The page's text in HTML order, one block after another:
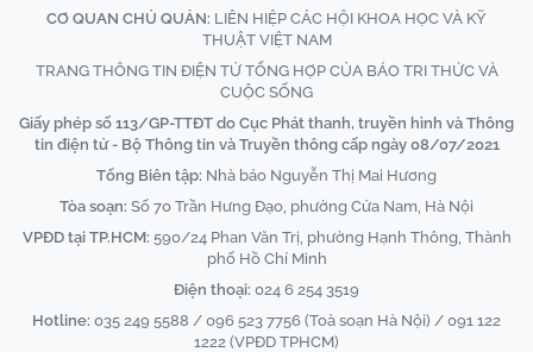
CƠ QUAN CHỦ QUẢN: LIÊN HIỆP CÁC HỘI KHOA HỌC VÀ KỸ
THUẬT VIỆT NAM
TRANG THÔNG TIN ĐIỆN TỬ TỔNG HỢP CỦA BÁO TRI THỨC VÀ
CUỘC SỐNG
Giấy phép số 113/GP-TTĐT do Cục Phát thanh, truyền hình và Thông
tin điện tử - Bộ Thông tin và Truyền thông cấp ngày 08/07/2021
Tổng Biên tập: Nhà báo Nguyễn Thị Mai Hương
Tòa soạn: Số 70 Trần Hưng Đạo, phường Cửa Nam, Hà Nội
VPĐD tại TP.HCM: 590/24 Phan Văn Trị, phường Hạnh Thông, Thành
phố Hồ Chí Minh
Điện thoại: 024 6 254 3519
Hotline: 035 249 5588 / 096 523 7756 (Toà soạn Hà Nội) / 091 122
1222 (VPĐD TPHCM)